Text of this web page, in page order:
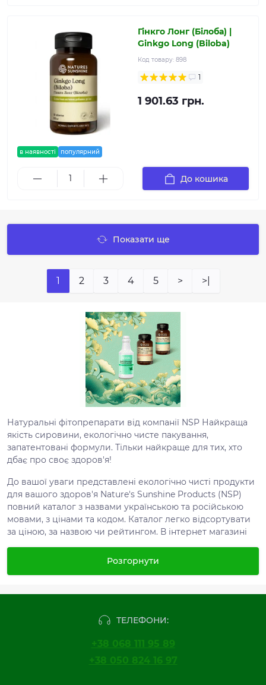
в наявності популярний
Гінкго Лонг (Білоба) |
Ginkgo Long (Biloba)
Код товару: 898
1
1 901.63 грн.
До кошика
Показати ще
1 2 3 4 5 > >|
Натуральні фітопрепарати від компанії NSP Найкраща
якість сировини, екологічно чисте пакування,
запатентовані формули. Тільки найкраще для тих, хто
дбає про своє здоров'я!
До вашої уваги представлені екологічно чисті продукти
для вашого здоров'я Nature's Sunshine Products (NSP)
повний каталог з назвами українською та російською
мовами, з цінами та кодом. Каталог легко відсортувати
за ціною, за назвою чи рейтингом. В інтернет магазині
диконтом від Nature's Sunshine Products
розділі на продукцію НСП завжди вказана актуальна
щоб мати завжди зручну ціну зі знижкою. Продукція
чистими продуктами. Ми пройшли всю державну
медичними препаратами.
Розгорнути
ТЕЛЕФОНИ:
+38 068 111 95 89
+38 050 824 16 97